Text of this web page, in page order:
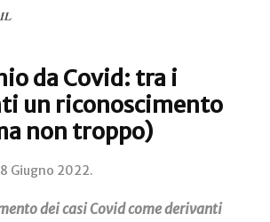
da Covid: tra i
un riconoscimento
non troppo)
Giugno 2022.
dei casi Covid come derivanti